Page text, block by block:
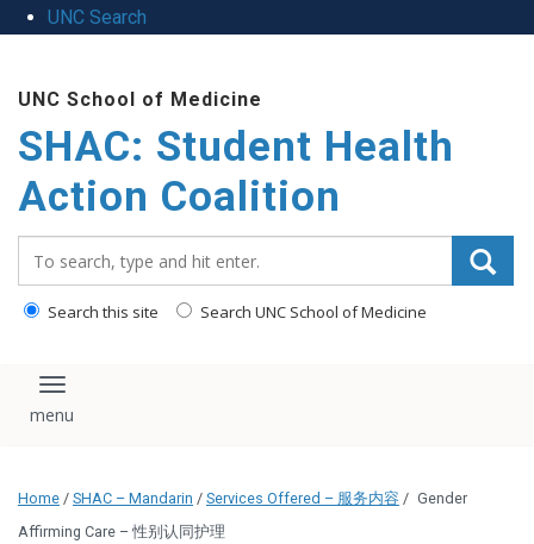
UNC Search
main
content
UNC School of Medicine
SHAC: Student Health
Action Coalition
Search this site Search UNC School of Medicine
Toggle navigation
Home / SHAC – Mandarin / Services Offered – 服务内容 / Gender
Affirming Care – 性别认同护理